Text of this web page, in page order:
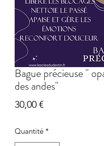
Bague précieuse "
des andes"
30,00 €Prix
Quantité *